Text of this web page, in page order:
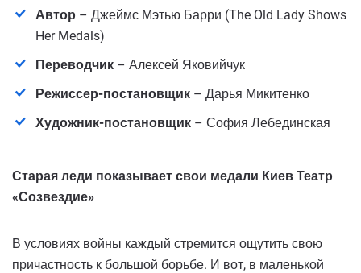
Автор – Джеймс Мэтью Барри (The Old Lady Shows
Her Medals)
Переводчик – Алексей Яковийчук
Режиссер-постановщик – Дарья Микитенко
Художник-постановщик – София Лебединская
Старая леди показывает свои медали Киев Театр
«Созвездие»
В условиях войны каждый стремится ощутить свою
причастность к большой борьбе. И вот, в маленькой